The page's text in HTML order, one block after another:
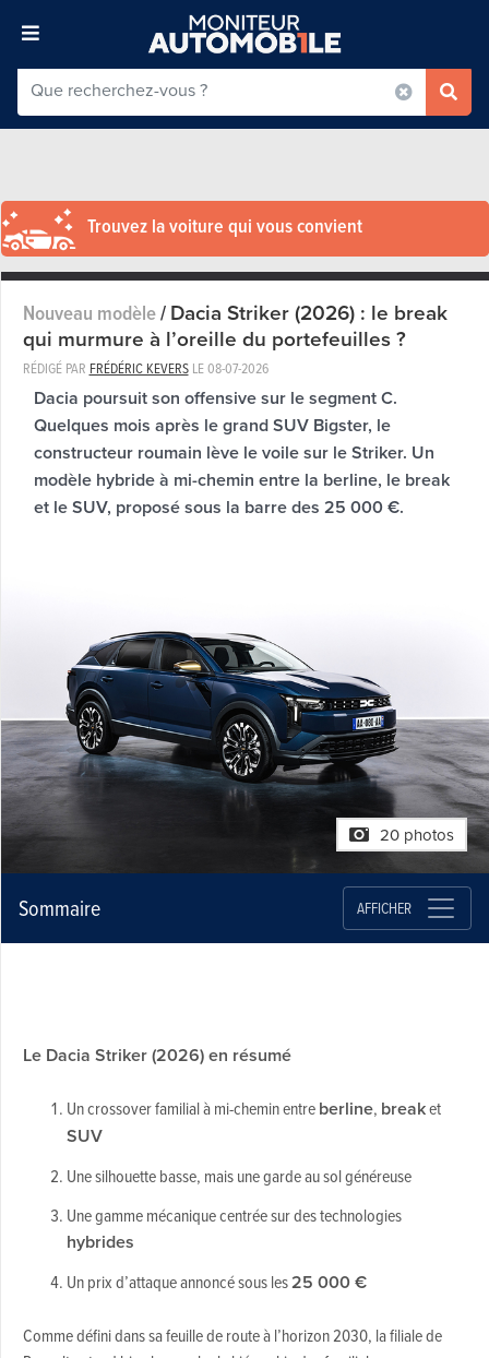
Trouvez la voiture qui vous convient
Nouveau modèle/Dacia Striker (2026) : le break
qui murmure à l’oreille du portefeuilles ?
RÉDIGÉ PAR FRÉDÉRIC KEVERSLE08-07-2026
Dacia poursuit son offensive sur le segment C.
Quelques mois après le grand SUV Bigster, le
constructeur roumain lève le voile sur le Striker. Un
modèle hybride à mi-chemin entre la berline, le break
et le SUV, proposé sous la barre des 25 000 €.
20 photos
Sommaire AFFICHER
Le Dacia Striker (2026) en résumé
Un crossover familial à mi-chemin entreberline, breaket
SUV
Une silhouette basse, mais une garde au sol généreuse
Une gamme mécanique centrée sur des technologies
hybrides
Un prix d’attaque annoncé sous les25 000 €
Comme défini dans sa feuille de route à l’horizon 2030, la filiale de